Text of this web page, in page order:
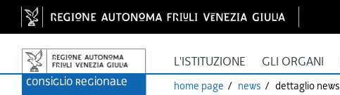
L'ISTITUZIONE GLI ORGANI
home page news dettaglio news